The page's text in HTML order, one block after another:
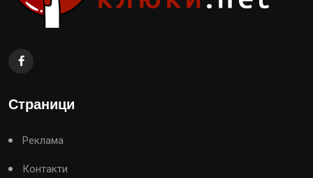
Страници
Реклама
Контакти